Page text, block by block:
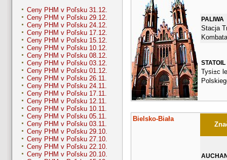
Ceny PHM v Poľsku 31.12.
Ceny PHM v Poľsku 29.12.
Ceny PHM v Poľsku 24.12.
Ceny PHM v Poľsku 17.12.
Ceny PHM v Poľsku 15.12.
Ceny PHM v Poľsku 10.12.
Ceny PHM v Poľsku 08.12.
Ceny PHM v Poľsku 03.12.
Ceny PHM v Poľsku 01.12.
Ceny PHM v Poľsku 26.11.
Ceny PHM v Poľsku 24.11.
Ceny PHM v Poľsku 17.11.
Ceny PHM v Poľsku 12.11.
Ceny PHM v Poľsku 10.11.
Ceny PHM v Poľsku 05.11.
Ceny PHM v Poľsku 03.11.
Ceny PHM v Poľsku 29.10.
Ceny PHM v Poľsku 27.10.
Ceny PHM v Poľsku 22.10.
Ceny PHM v Poľsku 20.10.
PALIWA
Stacja
STATOIL
Tysi±c
Bielsko-Biała